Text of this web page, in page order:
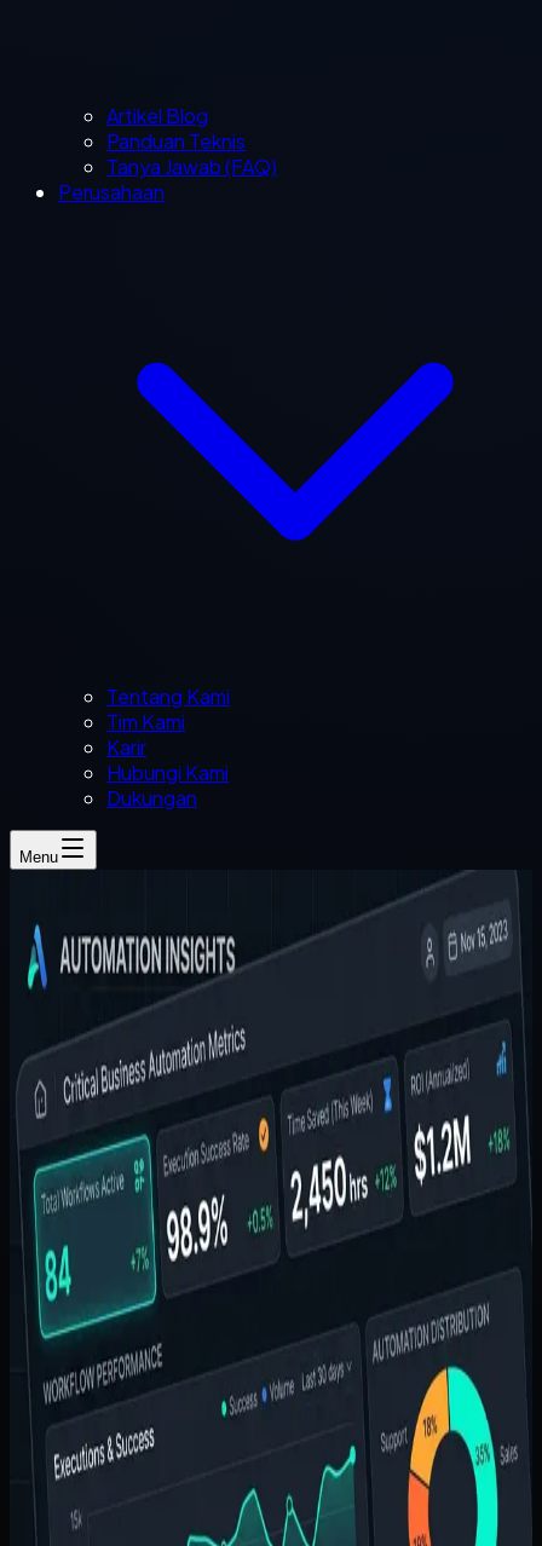
Artikel Blog
Panduan Teknis
Tanya Jawab (FAQ)
Perusahaan
Tentang Kami
Tim Kami
Karir
Hubungi Kami
Dukungan
Menu
software bisnisdasbor malang
Transformasi Digital UMKM Malang: Dari
Catatan Kertas ke Database Cloud
Transformasi digital sering terdengar seperti proyek besar
yang mahal. Padahal untuk banyak UMKM, perubahan
paling penting justru dimulai dari hal...
Disusun oleh
Tim Pytagotech
Metodologi panduan
Diringkas dari pola penggalian kebutuhan, ruang lingkup,
dan dukungan awal yang berulang di proyek website,
aplikasi, dan software bisnis yang kami tangani.
Cara memakainya
Jadikan wawasan ini sebagai landasan diskusi awal. Untuk
estimasi ruang lingkup dan harga final, konsultasikan
spesifikasi teknisnya dengan tim kami.
Ditulis oleh